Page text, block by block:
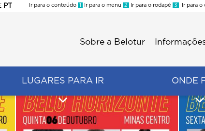
PT
Ir para o conteúdo 1 Ir para o menu 2 Ir para o rodapé 3 Ir para o
Sobre a Belotur
LUGARES PARA IR ONDE